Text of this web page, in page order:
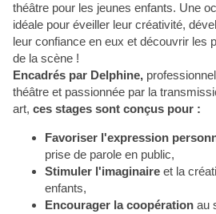
théâtre pour les jeunes enfants. Une
idéale pour éveiller leur créativité,
leur confiance en eux et découvrir les
de la scène !
Encadrés par Delphine,
théâtre et passionnée par la
art, ces stages sont conçus pour :
Favoriser l'expression
prise de parole en public,
Stimuler l'imaginaire et la
enfants,
Encourager la coopération au